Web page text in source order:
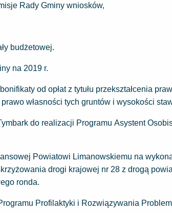
Rady Gminy wniosków,
budżetowej.
na 2019 r.
od opłat z tytułu przekształcenia
własności tych gruntów i wysokości
do realizacji Programu Asystent
Powiatowi Limanowskiemu na
drogi krajowej nr 28 z drogą
ronda.
Profilaktyki i Rozwiązywania